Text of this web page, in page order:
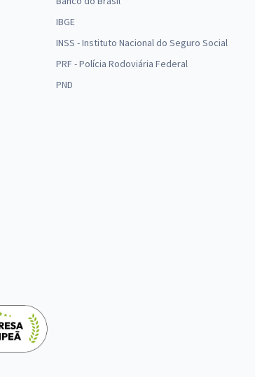
IBGE
INSS - Instituto Nacional do Seguro Social
PRF - Polícia Rodoviária Federal
PND